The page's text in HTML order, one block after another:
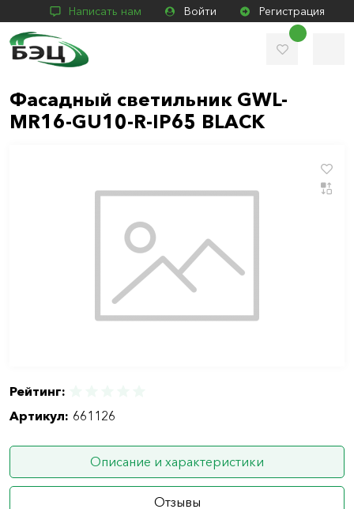
Написать нам Войти Регистрация
Фасадный светильник GWL-
MR16-GU10-R-IP65 BLACK
Рейтинг:
Артикул: 661126
Описание и характеристики
Отзывы